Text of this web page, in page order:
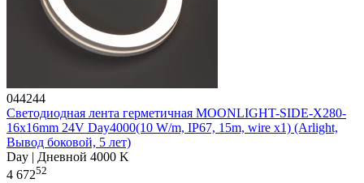
044244
Светодиодная лента герметичная MOONLIGHT-SIDE-X280-
16x16mm 24V Day4000(10 W/m, IP67, 15m, wire x1) (Arlight,
Вывод боковой, 5 лет)
Day | Дневной 4000 K
4 67252